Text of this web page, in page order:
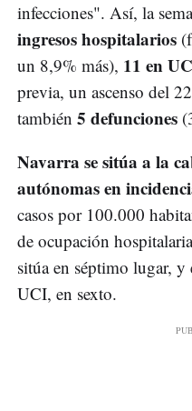
infecciones". Así, la
ingresos hospitalarios
un 8,9% más), 11 en
previa, un ascenso del
también 5 defunciones
Navarra se sitúa a la
autónomas en
casos por 100.000
de ocupación
sitúa en séptimo lugar, y
UCI, en sexto.